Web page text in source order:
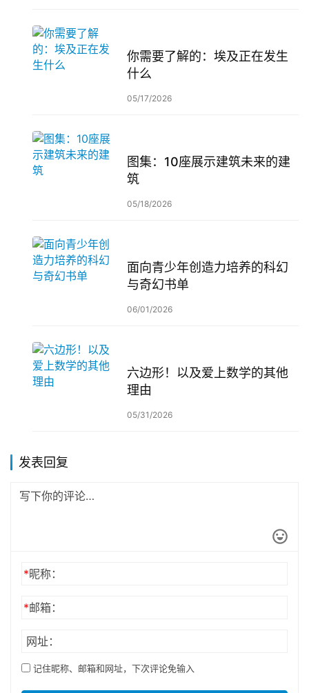
你需要了解的：埃及正在发生
什么
05/17/2026
图集：10座展示建筑未来的建
筑
05/18/2026
面向青少年创造力培养的科幻
与奇幻书单
06/01/2026
六边形！以及爱上数学的其他
理由
05/31/2026
发表回复
*昵称：
*邮箱：
网址：
记住昵称、邮箱和网址，下次评论免输入